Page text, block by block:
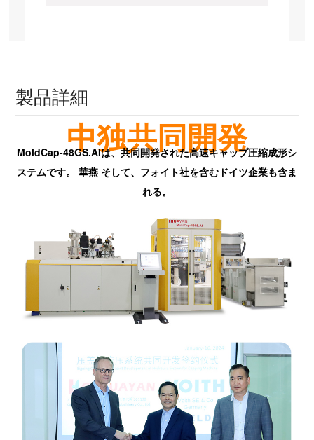
製品詳細
中独共同開発
MoldCap-48GS.AIは、共同開発された高速キャップ圧縮成形シ
ステムです。 華燕 そして、フォイト社を含むドイツ企業も含ま
れる。